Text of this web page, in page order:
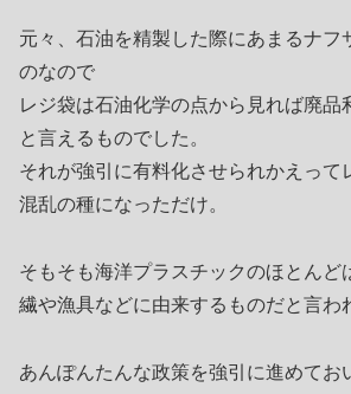
元々、石油を精製した際にあまるナフ
のなので
レジ袋は石油化学の点から見れば廃品
と言えるものでした。
それが強引に有料化させられかえって
混乱の種になっただけ。
そもそも海洋プラスチックのほとんど
繊や漁具などに由来するものだと言わ
あんぽんたんな政策を強引に進めてお